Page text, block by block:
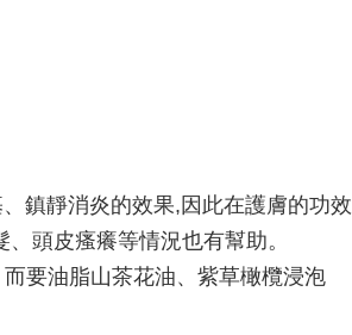
鎮靜消炎的效果,因此在護膚的功效
頭皮瘙癢等情況也有幫助。
要油脂山茶花油、紫草橄欖浸泡